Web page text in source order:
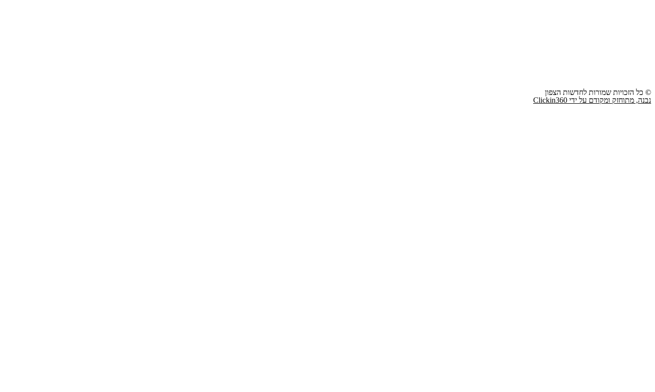
© כל הזכויות שמורות לחדשות הצפון
נבנה, מתוחזק ומקודם על ידי Clickin360